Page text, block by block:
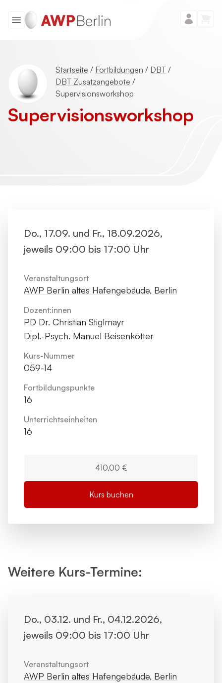
Startseite / Fortbildungen / DBT /
DBT Zusatzangebote /
Supervisionsworkshop
Supervisions­workshop
Do., 17.09. und Fr., 18.09.2026,
jeweils 09:00 bis 17:00 Uhr
Veranstaltungsort
AWP Berlin altes Hafengebäude, Berlin
Dozent:innen
PD Dr. Christian Stiglmayr
Dipl.-Psych. Manuel Beisenkötter
Kurs-Nummer
059-14
Fortbildungs­punkte
16
Unterrichts­einheiten
16
410,00 €
Kurs buchen
Weitere Kurs-Termine:
Do., 03.12. und Fr., 04.12.2026,
jeweils 09:00 bis 17:00 Uhr
Veranstaltungsort
AWP Berlin altes Hafengebäude, Berlin